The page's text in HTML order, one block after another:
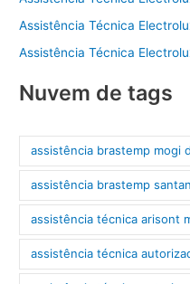
Assistência Técnica
Assistência Técnica
Nuvem de tags
assistência brastemp mogi
assistência brastemp
assistência técnica arisont
assistência técnica